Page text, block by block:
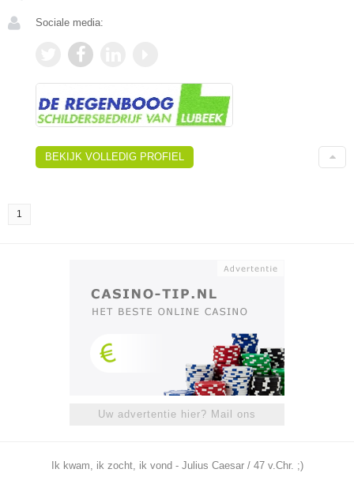
Sociale media:
BEKIJK VOLLEDIG PROFIEL
1
Uw advertentie hier? Mail ons
Ik kwam, ik zocht, ik vond - Julius Caesar / 47 v.Chr. ;)